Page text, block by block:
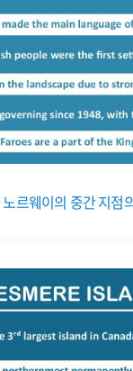
르웨이의 중간 지점